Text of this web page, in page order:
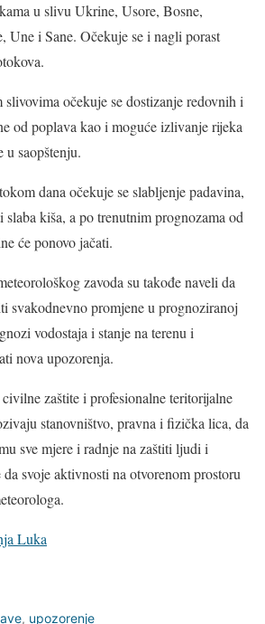
u slivu Ukrine, Usore, Bosne,
Une i Sane. Očekuje se i nagli porast
očekuje se dostizanje redovnih i
od poplava kao i moguće izlivanje rijeka
u saopštenju.
dana očekuje se slabljenje padavina,
slaba kiša, a po trenutnim prognozama od
će ponovo jačati.
zavoda su takođe naveli da
svakodnevno promjene u prognoziranoj
vodostaja i stanje na terenu i
nova upozorenja.
zaštite i profesionalne teritorijalne
stanovništvo, pravna i fizička lica, da
sve mjere i radnje na zaštiti ljudi i
svoje aktivnosti na otvorenom prostoru
Luka
, upozorenje